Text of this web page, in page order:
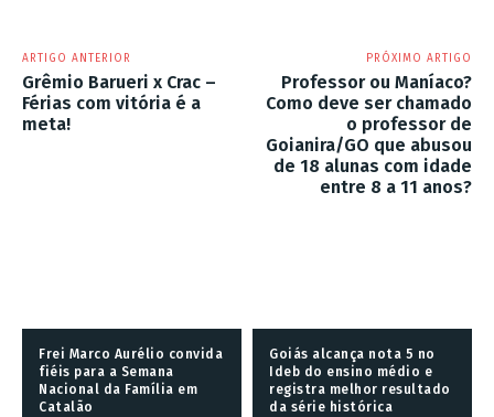
ARTIGO ANTERIOR
Grêmio Barueri x Crac –
Férias com vitória é a
meta!
PRÓXIMO ARTIGO
Professor ou Maníaco?
Como deve ser chamado
o professor de
Goianira/GO que abusou
de 18 alunas com idade
entre 8 a 11 anos?
Frei Marco Aurélio convida
fiéis para a Semana
Nacional da Família em
Catalão
Goiás alcança nota 5 no
Ideb do ensino médio e
registra melhor resultado
da série histórica